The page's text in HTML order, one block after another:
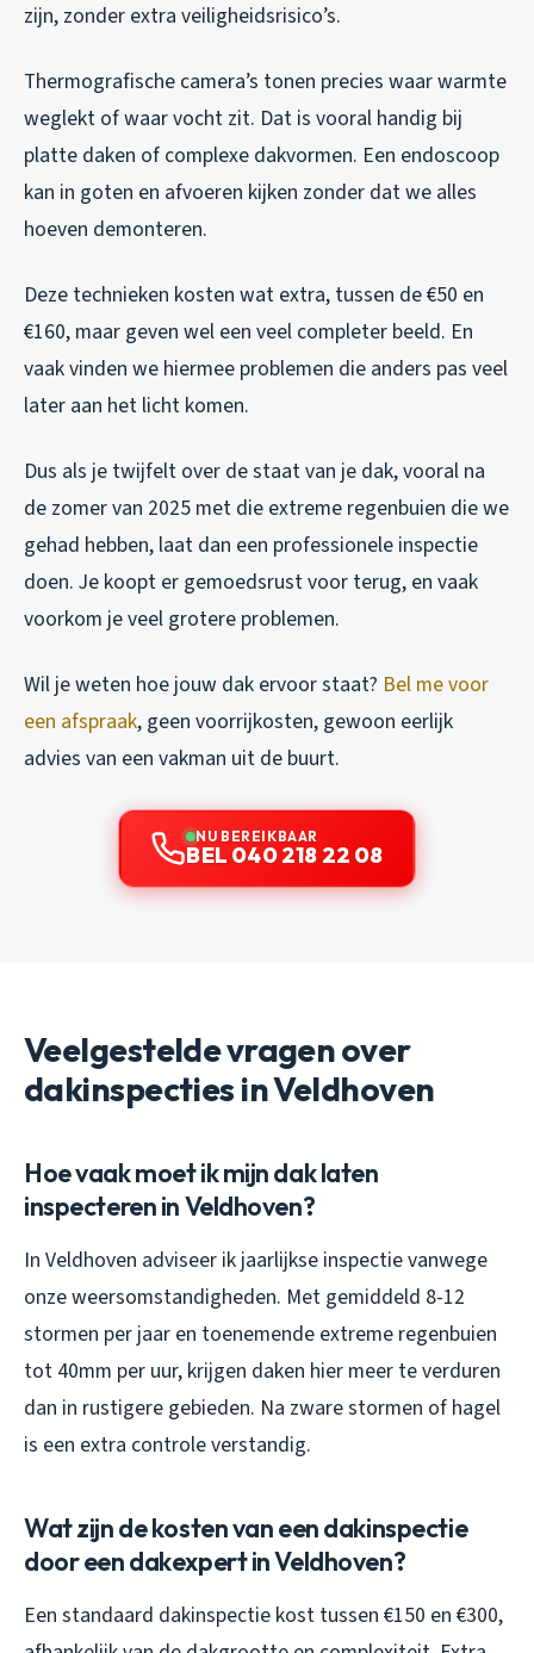
zijn, zonder extra veiligheidsrisico’s.
Thermografische camera’s tonen precies waar warmte
weglekt of waar vocht zit. Dat is vooral handig bij
platte daken of complexe dakvormen. Een endoscoop
kan in goten en afvoeren kijken zonder dat we alles
hoeven demonteren.
Deze technieken kosten wat extra, tussen de €50 en
€160, maar geven wel een veel completer beeld. En
vaak vinden we hiermee problemen die anders pas veel
later aan het licht komen.
Dus als je twijfelt over de staat van je dak, vooral na
de zomer van 2025 met die extreme regenbuien die we
gehad hebben, laat dan een professionele inspectie
doen. Je koopt er gemoedsrust voor terug, en vaak
voorkom je veel grotere problemen.
Wil je weten hoe jouw dak ervoor staat? Bel me voor
een afspraak, geen voorrijkosten, gewoon eerlijk
advies van een vakman uit de buurt.
NU BEREIKBAAR
BEL 040 218 22 08
Veelgestelde vragen over
dakinspecties in Veldhoven
Hoe vaak moet ik mijn dak laten
inspecteren in Veldhoven?
In Veldhoven adviseer ik jaarlijkse inspectie vanwege
onze weersomstandigheden. Met gemiddeld 8-12
stormen per jaar en toenemende extreme regenbuien
tot 40mm per uur, krijgen daken hier meer te verduren
dan in rustigere gebieden. Na zware stormen of hagel
is een extra controle verstandig.
Wat zijn de kosten van een dakinspectie
door een dakexpert in Veldhoven?
Een standaard dakinspectie kost tussen €150 en €300,